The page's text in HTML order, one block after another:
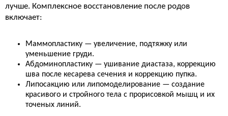
лучше. Комплексное восстановление после родов
включает:
Маммопластику — увеличение, подтяжку или
уменьшение груди.
Абдоминопластику — ушивание диастаза, коррекцию
шва после кесарева сечения и коррекцию пупка.
Липосакцию или липомоделирование — создание
красивого и стройного тела с прорисовкой мышц и их
точеных линий.